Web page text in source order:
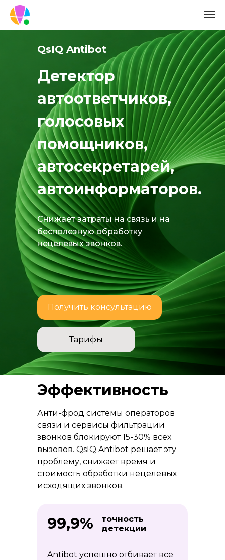
QsIQ Antibot
Снижает затраты на связь и на
бесполезную обработку
нецелевых звонков.
Детектор
автоответчиков,
голосовых
помощников,
автосекретарей,
автоинформаторов.
Тарифы
Получить консультацию
Эффективность
99,9%
точность
детекции
Antibot успешно отбивает все
Анти-фрод системы операторов
связи и сервисы фильтрации
звонков блокируют 15-30% всех
вызовов. QsIQ Antibot решает эту
проблему, снижает время и
стоимость обработки нецелевых
исходящих звонков.